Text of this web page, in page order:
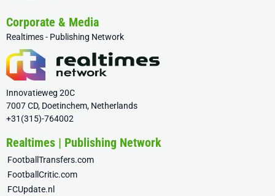
Corporate & Media
Realtimes - Publishing Network
Innovatieweg 20C
7007 CD, Doetinchem, Netherlands
+31(315)-764002
Realtimes | Publishing Network
FootballTransfers.com
FootballCritic.com
FCUpdate.nl